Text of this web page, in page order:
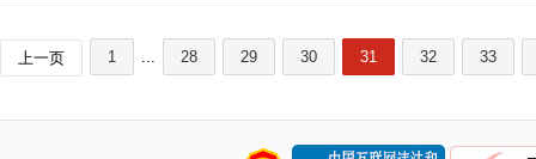
上一页 1 ... 28 29 30 31 32 33